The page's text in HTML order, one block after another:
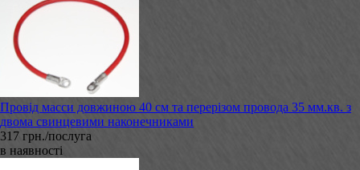
Провід масси довжиною 40 см та перерізом провода 35 мм.кв. з
двома свинцевими наконечниками
317 грн./послуга
в наявності